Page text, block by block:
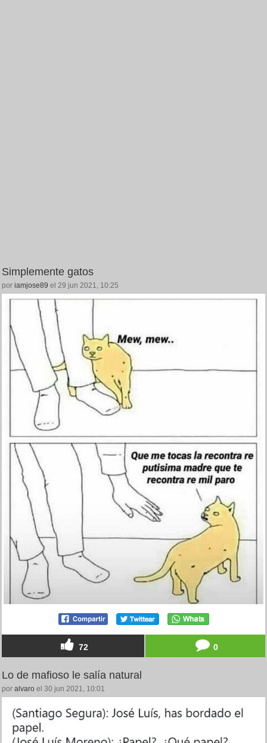
Simplemente gatos
por iamjose89 el 29 jun 2021, 10:25
72 0
Lo de mafioso le salía natural
por alvaro el 30 jun 2021, 10:01